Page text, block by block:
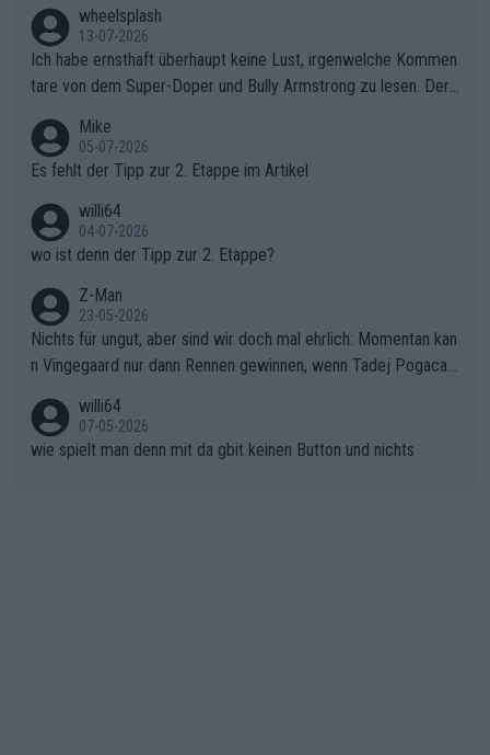
s Berges kontinuierlich auszubauen.Die Quittung im FinaleReus
sers Einbruch: Erst als Reusser komplett einbrach, übernahm V
ollering die Initiative.Zu spätes Erwachen: Zu diesem Zeitpunkt
war das Loch zu Niewiadoma bereits zu groß, um es im Allein
en.Teurer Sekundenpoker: Die Quittung sind nun 15 Sekunden
Rückstand im Gesamtklassement – ein Polster, das Niewiado
gibt. Diese Etappe wird sicher als der psychologische Wendep
unkt dieser Tour in die Geschichte eingehen. Wenn man bei so
einem harten Aufstieg einmal den Moment verpasst und der K
onkurrentin die "zweite Luft" schenkt, ist der Schaden am Ber
g kaum noch zu reparieren.Vor uns liegt nun das große Finale R
ichtung Nizza. Niewiadoma hat psychologisch Oberwasser, ab
er SD Worx und Vollering müssen jetzt All-In gehen. (gregman
n)
wheelsplash
13-07-2026
Ich habe ernsthaft überhaupt keine Lust, irgenwelche Kommen
tare von dem Super-Doper und Bully Armstrong zu lesen. Der
r die gehört nicht in dieses Medium!
Mike
05-07-2026
Es fehlt der Tipp zur 2. Etappe im Artikel
willi64
04-07-2026
wo ist denn der Tipp zur 2. Etappe?
Z-Man
23-05-2026
Nichts für ungut, aber sind wir doch mal ehrlich: Momentan kan
n Vingegaard nur dann Rennen gewinnen, wenn Tadej Pogacar
willi64
07-05-2026
wie spielt man denn mit da gbit keinen Button und nichts